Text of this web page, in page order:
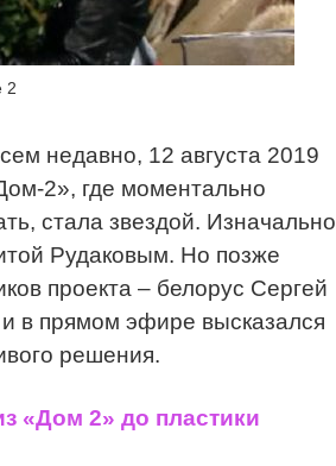
2
недавно, 12 августа 2019
2», где моментально
стала звездой. Изначально
Рудаковым. Но позже
проекта – белорус Сергей
в прямом эфире высказался
решения.
«Дом 2» до пластики